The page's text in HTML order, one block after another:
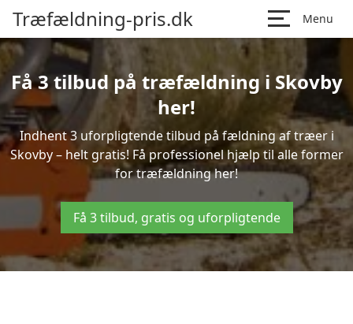
Træfældning-pris.dk Menu
Få 3 tilbud på træfældning i Skovby
her!
Indhent 3 uforpligtende tilbud på fældning af træer i
Skovby – helt gratis! Få professionel hjælp til alle former
for træfældning her!
Få 3 tilbud, gratis og uforpligtende